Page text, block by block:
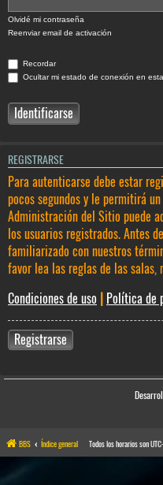
Olvidé mi contraseña
Reenviar email de activación
Recordar
Ocultar mi estado de conexión en
REGISTRARSE
Para autenticarse debe estar
pocos segundos y le permitirá
Administración del Sitio puede
los usuarios registrados. Antes
familiarizado con nuestros
favor lea las reglas de las
Condiciones de uso
Política de
Registrarse
BBS Índice general Todos los horarios son